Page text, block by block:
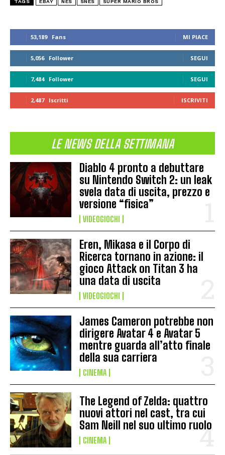
53,189 Fans MI PIACE
5,056 Follower SEGUI
7,484 Follower SEGUI
2,487 Iscritti ISCRIVITI
LE NEWS DELLA SETTIMANA
Diablo 4 pronto a debuttare
su Nintendo Switch 2: un leak
svela data di uscita, prezzo e
versione “fisica”
VIDEOGIOCHI
Eren, Mikasa e il Corpo di
Ricerca tornano in azione: il
gioco Attack on Titan 3 ha
una data di uscita
VIDEOGIOCHI
James Cameron potrebbe non
dirigere Avatar 4 e Avatar 5
mentre guarda all’atto finale
della sua carriera
CINEMA
The Legend of Zelda: quattro
nuovi attori nel cast, tra cui
Sam Neill nel suo ultimo ruolo
CINEMA
TAGS EBAY NES SNES SUPER MARIO BROS